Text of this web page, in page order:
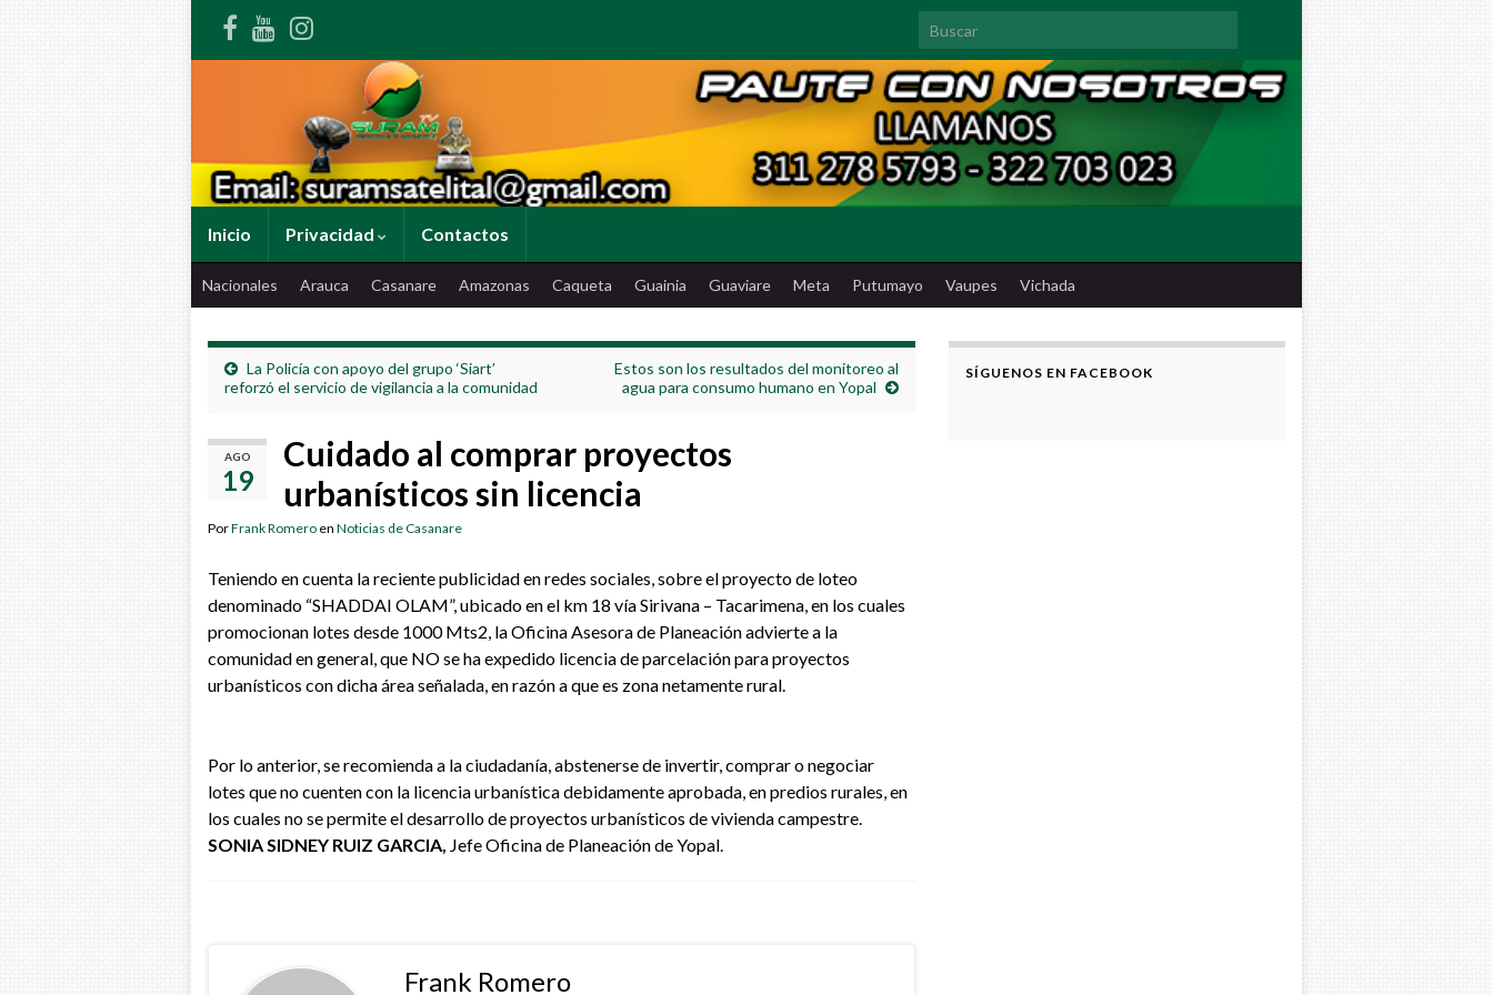
Search for:
Inicio Privacidad Contactos
Nacionales Arauca Casanare Amazonas Caqueta Guainia Guaviare Meta Putumayo Vaupes Vichada
La Policía con apoyo del grupo ‘Siart’
reforzó el servicio de vigilancia a la comunidad
Estos son los resultados del monitoreo al
agua para consumo humano en Yopal
AGO
19
Cuidado al comprar proyectos
urbanísticos sin licencia
PorFrank Romero en Noticias de Casanare
Teniendo en cuenta la reciente publicidad en redes sociales, sobre el proyecto de loteo
denominado “SHADDAI OLAM”, ubicado en el km 18 vía Sirivana – Tacarimena, en los cuales
promocionan lotes desde 1000 Mts2, la Oficina Asesora de Planeación advierte a la
comunidad en general, que NO se ha expedido licencia de parcelación para proyectos
urbanísticos con dicha área señalada, en razón a que es zona netamente rural.
Por lo anterior, se recomienda a la ciudadanía, abstenerse de invertir, comprar o negociar
lotes que no cuenten con la licencia urbanística debidamente aprobada, en predios rurales, en
los cuales no se permite el desarrollo de proyectos urbanísticos de vivienda campestre.
SONIA SIDNEY RUIZ GARCIA, Jefe Oficina de Planeación de Yopal.
Frank Romero
SÍGUENOS EN FACEBOOK